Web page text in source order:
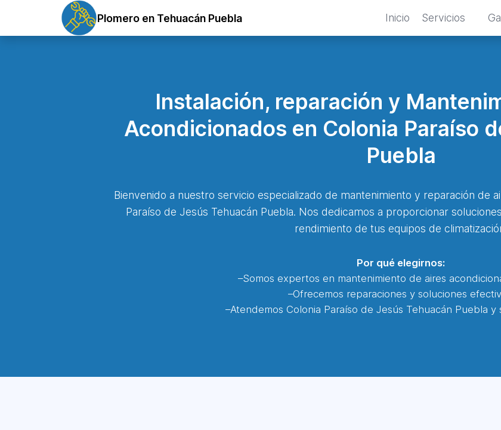
Plomero en Tehuacán Puebla Inicio Servicios
Instalación, reparación y
Acondicionados en Colonia Paraíso
Puebla
Bienvenido a nuestro servicio especializado de mantenimiento y reparación de
Paraíso de Jesús Tehuacán Puebla. Nos dedicamos a proporcionar
rendimiento de tus equipos de
Por qué elegirnos:
–Somos expertos en mantenimiento de aires
–Ofrecemos reparaciones y soluciones
–Atendemos Colonia Paraíso de Jesús Tehuacán Puebla y